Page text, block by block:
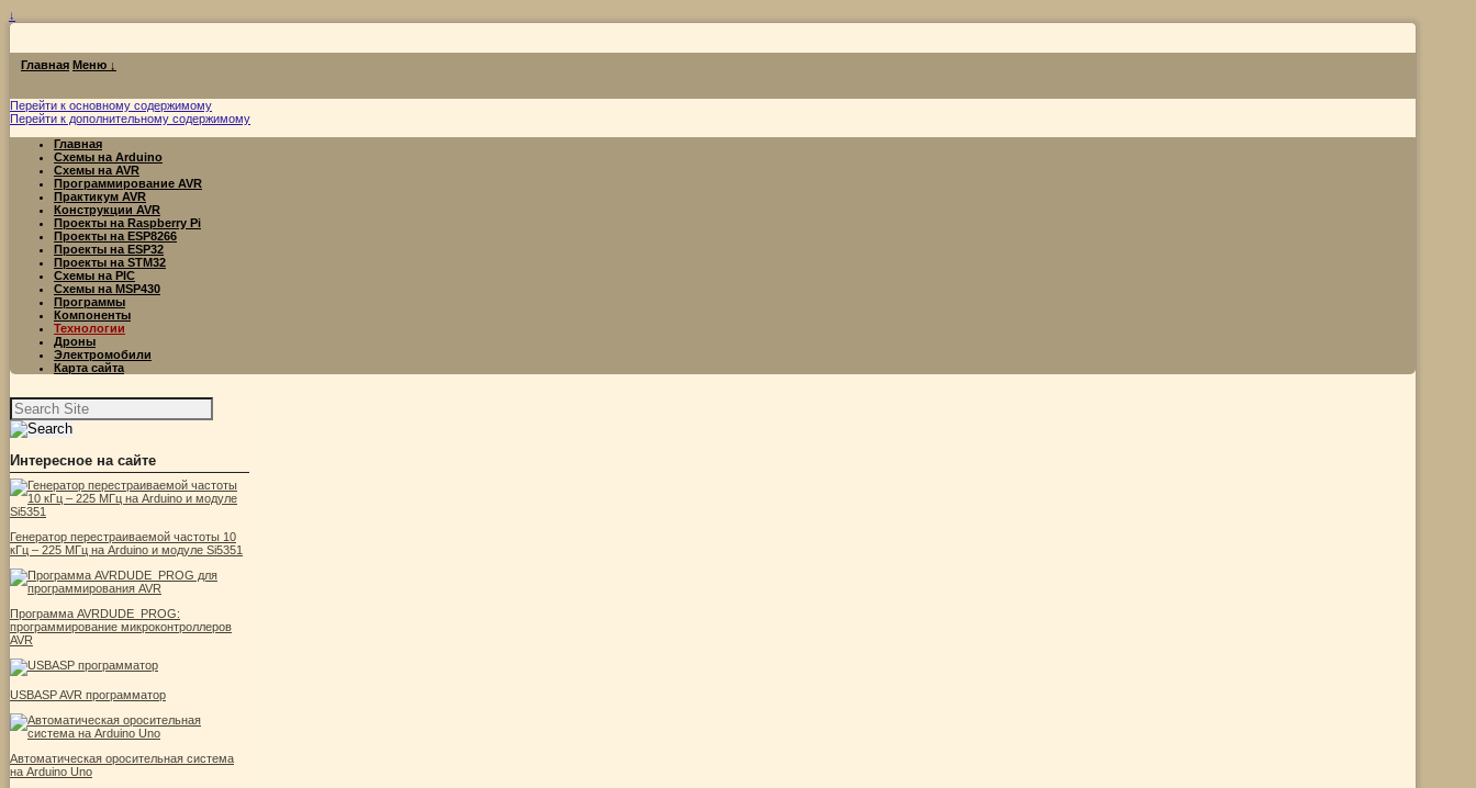
↓
Главная Меню ↓
Перейти к основному содержимому
Перейти к дополнительному содержимому
Главная
Схемы на Arduino
Схемы на AVR
Программирование AVR
Практикум AVR
Конструкции AVR
Проекты на Raspberry Pi
Проекты на ESP8266
Проекты на ESP32
Проекты на STM32
Схемы на PIC
Схемы на MSP430
Программы
Компоненты
Технологии
Дроны
Электромобили
Карта сайта
Найти:
Интересное на сайте
Генератор перестраиваемой частоты 10
кГц – 225 МГц на Arduino и модуле Si5351
Программа AVRDUDE_PROG:
программирование микроконтроллеров
AVR
USBASP AVR программатор
Автоматическая оросительная система
на Arduino Uno